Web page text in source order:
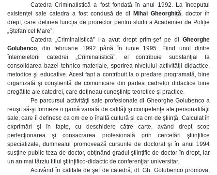
Catedra Criminalistică a fost fondată în anul 1992. La începutul
existenței sale catedra a fost condusă de dl
Mihai Gheorghiță, doctor în
drept, care deținea funcția de prorector pentru studii a Academiei de Poliție
„Ștefan cel Mare”.
Catedra „Criminalistică” l-a avut drept prim-șef pe dl Gheorghe
Golubenco, din februarie 1992 până în iunie 1995. Fiind unul dintre
întemeietorii catedrei „Criminalistică”, el contribuie substanţial la
consolidarea bazei tehnico-materiale, sporirea nivelului activităţii didactice,
metodice şi educative. Acest fapt a contribuit la o predare programată, bine
organizată şi conştientă de comunicare din partea cadrelor didactice bine
pregătite ale catedrei, care deţineau cunoştinţe teoretice şi practice.
Pe parcursul activităţii sale profesionale dl Gheorghe Golubenco a
reuşit să-şi formeze o gamă variată de calităţi şi competenţe ale personalităţii
sale, care îl definesc ca om de o înaltă cultură şi ca om de ştiinţă. Calculat în
exprimări şi în fapte, cu deschidere către carte, având drept scop
perfecţionarea şi consacrarea profesională prin cercetări ştiinţifice
specializate, dumnealui promovează cursurile de doctorat şi în anul 1994
susţine public teza de doctor, obţinând gradul ştiinţific de doctor în drept, iar
un an mai târziu titlul ştiinţifico-didactic de conferenţiar universitar.
Activând în calitate de şef de catedră, dl. Gh. Golubenco promova,